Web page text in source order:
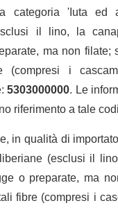
categoria 'Iuta ed
il lino, la
ma non filate;
(compresi i
5303000000. Le
riferimento a tale
in qualità di
(esclusi il
o preparate, ma
fibre (compresi i